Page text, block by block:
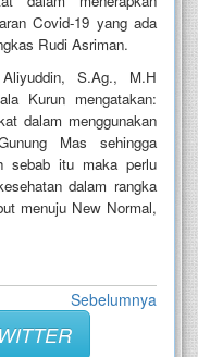
Covid-19 yang ada
Rudi Asriman.
Aliyuddin, S.Ag., M.H
Kurun mengatakan:
dalam menggunakan
Mas sehingga
sebab itu maka perlu
dalam rangka
menuju New Normal,
Sebelumnya